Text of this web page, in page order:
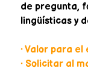
de pregunta,
lingüísticas y
• Valor para
• Solicitar al